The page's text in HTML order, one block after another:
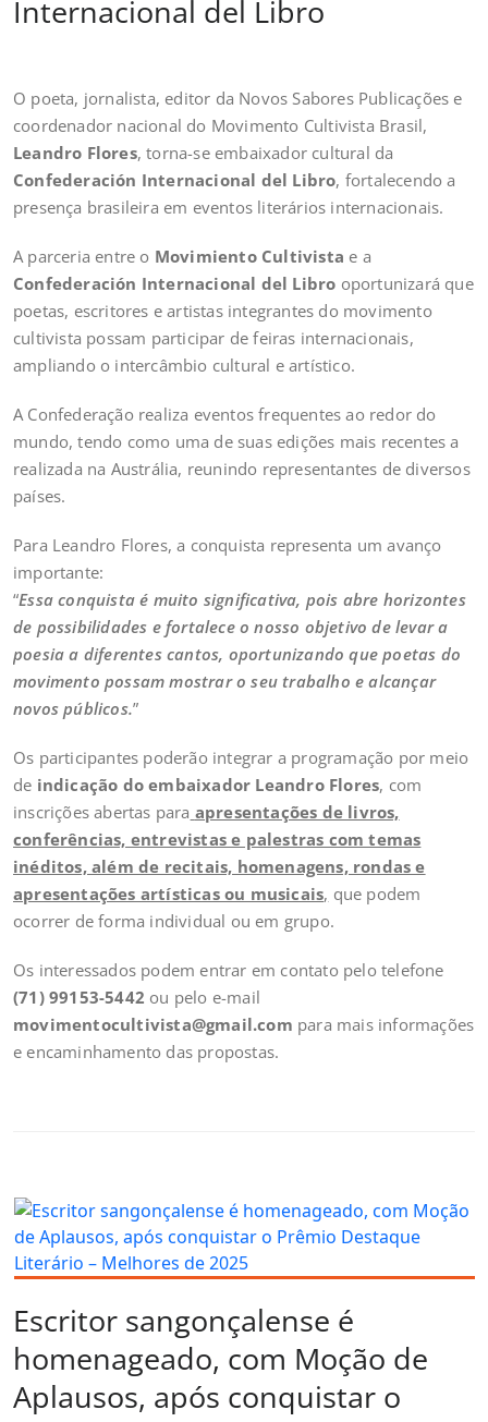
Internacional del Libro
O poeta, jornalista, editor da Novos Sabores Publicações e
coordenador nacional do Movimento Cultivista Brasil,
Leandro Flores, torna-se embaixador cultural da
Confederación Internacional del Libro, fortalecendo a
presença brasileira em eventos literários internacionais.
A parceria entre o Movimiento Cultivista e a
Confederación Internacional del Libro oportunizará que
poetas, escritores e artistas integrantes do movimento
cultivista possam participar de feiras internacionais,
ampliando o intercâmbio cultural e artístico.
A Confederação realiza eventos frequentes ao redor do
mundo, tendo como uma de suas edições mais recentes a
realizada na Austrália, reunindo representantes de diversos
países.
Para Leandro Flores, a conquista representa um avanço
importante:
“Essa conquista é muito significativa, pois abre horizontes
de possibilidades e fortalece o nosso objetivo de levar a
poesia a diferentes cantos, oportunizando que poetas do
movimento possam mostrar o seu trabalho e alcançar
novos públicos.”
Os participantes poderão integrar a programação por meio
de indicação do embaixador Leandro Flores, com
inscrições abertas para apresentações de livros,
conferências, entrevistas e palestras com temas
inéditos, além de recitais, homenagens, rondas e
apresentações artísticas ou musicais, que podem
ocorrer de forma individual ou em grupo.
Os interessados podem entrar em contato pelo telefone
(71) 99153-5442 ou pelo e-mail
movimentocultivista@gmail.com para mais informações
e encaminhamento das propostas.
Escritor sangonçalense é
homenageado, com Moção de
Aplausos, após conquistar o